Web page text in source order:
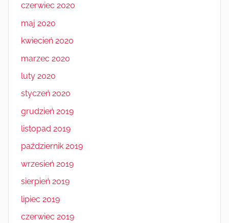
czerwiec 2020
maj 2020
kwiecień 2020
marzec 2020
luty 2020
styczeń 2020
grudzień 2019
listopad 2019
październik 2019
wrzesień 2019
sierpień 2019
lipiec 2019
czerwiec 2019